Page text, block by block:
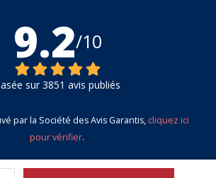
9.2/10
sur 3851 avis publiés
par la Société des Avis Garantis, cliquez ici
pour vérifier.